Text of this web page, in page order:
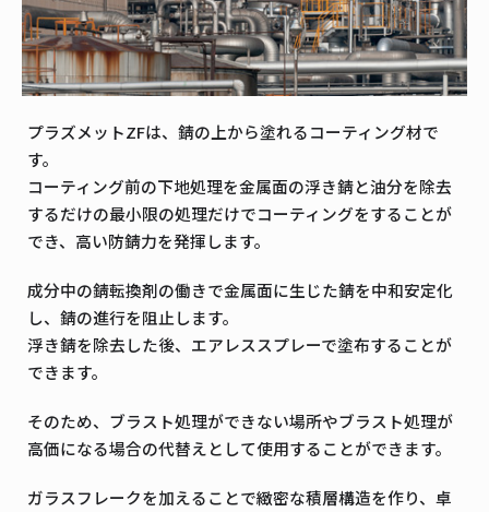
プラズメットZFは、錆の上から塗れるコーティング材で
す。
コーティング前の下地処理を金属面の浮き錆と油分を除去
するだけの最小限の処理だけでコーティングをすることが
でき、高い防錆力を発揮します。
成分中の錆転換剤の働きで金属面に生じた錆を中和安定化
し、錆の進行を阻止します。
浮き錆を除去した後、エアレススプレーで塗布することが
できます。
そのため、ブラスト処理ができない場所やブラスト処理が
高価になる場合の代替えとして使用することができます。
ガラスフレークを加えることで緻密な積層構造を作り、卓